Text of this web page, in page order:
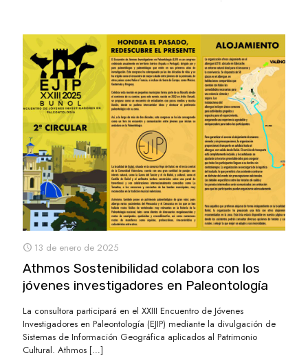
13 de enero de 2025
Athmos Sostenibilidad colabora con los
jóvenes investigadores en Paleontología
La consultora participará en el XXIII Encuentro de Jóvenes
Investigadores en Paleontología (EJIP) mediante la divulgación de
Sistemas de Información Geográfica aplicados al Patrimonio
Cultural. Athmos […]